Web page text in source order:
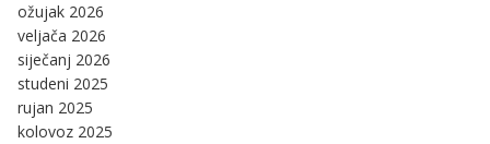
ožujak 2026
veljača 2026
siječanj 2026
studeni 2025
rujan 2025
kolovoz 2025